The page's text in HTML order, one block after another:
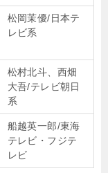
松岡茉優/日本テ
レビ系
松村北斗、西畑
大吾/テレビ朝日
系
船越英一郎/東海
テレビ・フジテ
レビ